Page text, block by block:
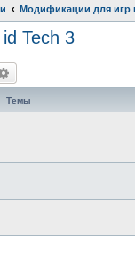
Модификации для игр
Tech 3
Темы